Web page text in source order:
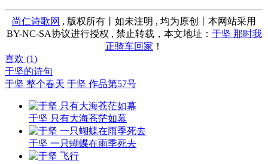
尚仁诗歌网 , 版权所有丨如未注明 , 均为原创丨本网站采用
BY-NC-SA协议进行授权 , 禁止转载，本文地址： 于坚 那时我
正骑车回家 ！
喜欢 (1)
于坚的诗句
于坚 整个春天 于坚 作品第57号
于坚 只有大海苍茫如幕
于坚 一只蝴蝶在雨季死去